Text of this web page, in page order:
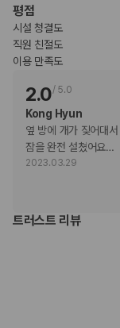
부가 정보
추가 안내사항
기타 선택사항
풀 브렉퍼스트아침
금액)
객실 내 무선 인터넷
주차 대행 요금: 1일
간이 침대 이용 요
평점
시설 청결도
직원 친절도
이용 만족도
2.0/ 5.0
Kong Hyun
옆 방에 개가 짖어대서
잠을 완전 설쳤어요…
2023.03.29
트러스트 리뷰